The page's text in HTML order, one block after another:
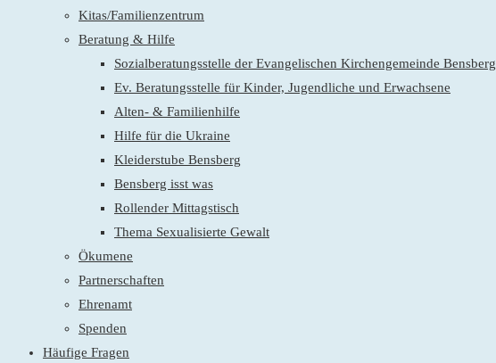
Kitas/Familienzentrum
Beratung & Hilfe
Sozialberatungsstelle der Evangelischen Kirchengemeinde Bensberg
Ev. Beratungsstelle für Kinder, Jugendliche und Erwachsene
Alten- & Familienhilfe
Hilfe für die Ukraine
Kleiderstube Bensberg
Bensberg isst was
Rollender Mittagstisch
Thema Sexualisierte Gewalt
Ökumene
Partnerschaften
Ehrenamt
Spenden
Häufige Fragen